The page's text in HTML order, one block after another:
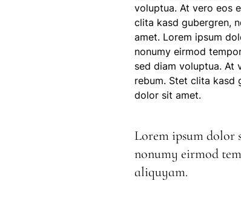
voluptua. At vero eos
clita kasd gubergren,
amet. Lorem ipsum
nonumy eirmod
sed diam voluptua. At
rebum. Stet clita kasd
dolor sit amet.
Lorem ipsum dolor
nonumy eirmod
aliquyam.